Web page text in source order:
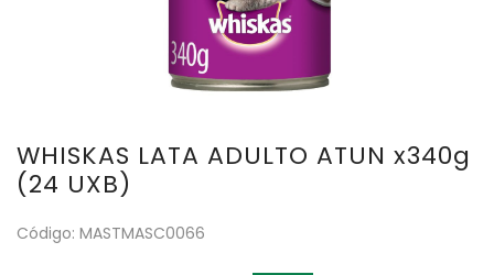
WHISKAS LATA ADULTO ATUN x340g
(24 UXB)
Código: MASTMASC0066